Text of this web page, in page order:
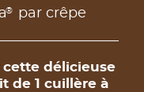
® par crêpe
cette délicieuse
de 1 cuillère à